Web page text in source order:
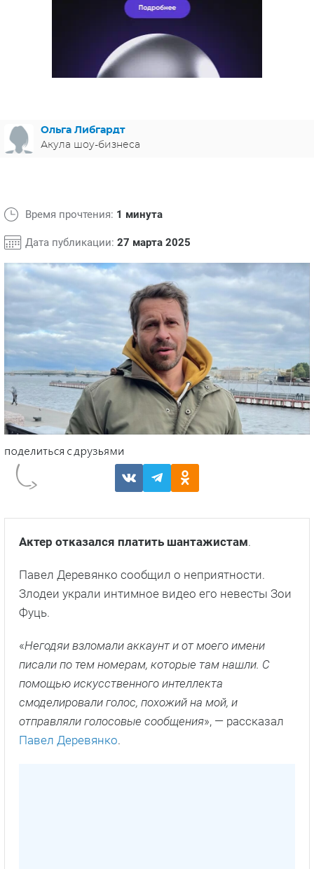
ГЕРМАНИЯ
СПОЙЛЕРЫ ИЗ СЕРИАЛОВ
Ольга Либгардт
Акула шоу-бизнеса
Время прочтения: 1 минута
Дата публикации: 27 марта 2025
Актер отказался платить шантажистам.
Павел Деревянко сообщил о неприятности.
Злодеи украли интимное видео его невесты Зои
Фуць.
«Негодяи взломали аккаунт и от моего имени
писали по тем номерам, которые там нашли. С
помощью искусственного интеллекта
смоделировали голос, похожий на мой, и
отправляли голосовые сообщения», — рассказал
Павел Деревянко.